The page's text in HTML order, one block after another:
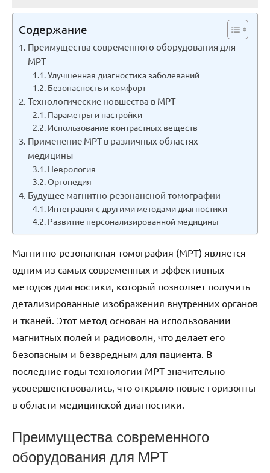
Содержание
Преимущества современного оборудования для
МРТ
Улучшенная диагностика заболеваний
Безопасность и комфорт
Технологические новшества в МРТ
Параметры и настройки
Использование контрастных веществ
Применение МРТ в различных областях
медицины
Неврология
Ортопедия
Будущее магнитно-резонансной томографии
Интеграция с другими методами диагностики
Развитие персонализированной медицины
Магнитно-резонансная томография (МРТ) является
одним из самых современных и эффективных
методов диагностики, который позволяет получить
детализированные изображения внутренних органов
и тканей. Этот метод основан на использовании
магнитных полей и радиоволн, что делает его
безопасным и безвредным для пациента. В
последние годы технологии МРТ значительно
усовершенствовались, что открыло новые горизонты
в области медицинской диагностики.
Преимущества современного
оборудования для МРТ